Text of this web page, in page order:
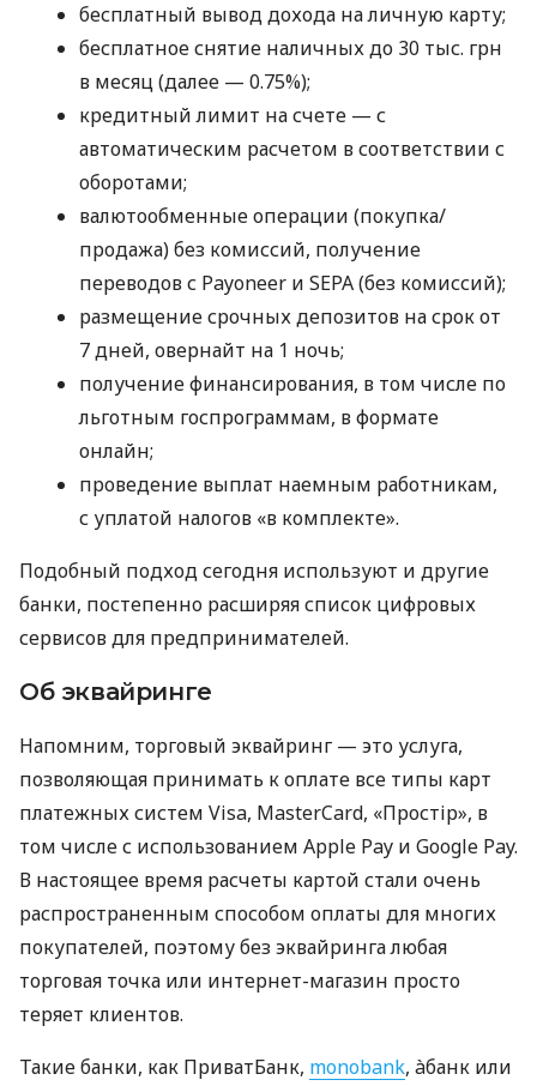
бесплатный вывод дохода на личную карту;
бесплатное снятие наличных до 30 тыс. грн
в месяц (далее — 0.75%);
кредитный лимит на счете — с
автоматическим расчетом в соответствии с
оборотами;
валютообменные операции (покупка/
продажа) без комиссий, получение
переводов с Payoneer и SEPA (без комиссий);
размещение срочных депозитов на срок от
7 дней, овернайт на 1 ночь;
получение финансирования, в том числе по
льготным госпрограммам, в формате
онлайн;
проведение выплат наемным работникам,
с уплатой налогов «в комплекте».
Подобный подход сегодня используют и другие
банки, постепенно расширяя список цифровых
сервисов для предпринимателей.
Об эквайринге
Напомним, торговый эквайринг — это услуга,
позволяющая принимать к оплате все типы карт
платежных систем Visa, MasterCard, «Простір», в
том числе с использованием Apple Pay и Google Pay.
В настоящее время расчеты картой стали очень
распространенным способом оплаты для многих
покупателей, поэтому без эквайринга любая
торговая точка или интернет-магазин просто
теряет клиентов.
Такие банки, как ПриватБанк, monobank, àбанк или